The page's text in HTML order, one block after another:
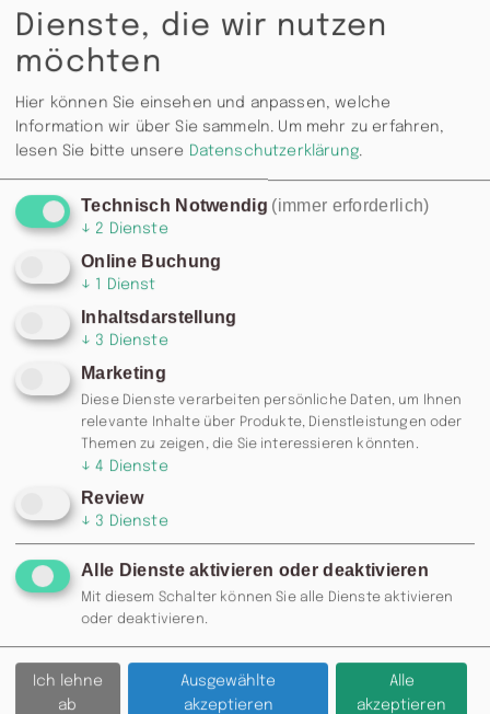
Sättigungsbeilagen.
RESERVIERUNG: 0371 / 355 985
77 ODERINFO@MOSKAU-
CHEMNITZ.DE
Dienste, die wir nutzen
möchten
Hier können Sie einsehen und anpassen, welche
Information wir über Sie sammeln. Um mehr zu erfahren,
lesen Sie bitte unsere Datenschutzerklärung.
Technisch Notwendig (immer erforderlich)
↓ 2 Dienste
Online Buchung
↓ 1 Dienst
Inhaltsdarstellung
↓ 3 Dienste
Marketing
Diese Dienste verarbeiten persönliche Daten, um Ihnen
relevante Inhalte über Produkte, Dienstleistungen oder
Themen zu zeigen, die Sie interessieren könnten.
↓ 4 Dienste
Review
↓ 3 Dienste
Alle Dienste aktivieren oder deaktivieren
Mit diesem Schalter können Sie alle Dienste aktivieren
oder deaktivieren.
Ich lehne
ab
Ausgewählte
akzeptieren
Alle
akzeptieren